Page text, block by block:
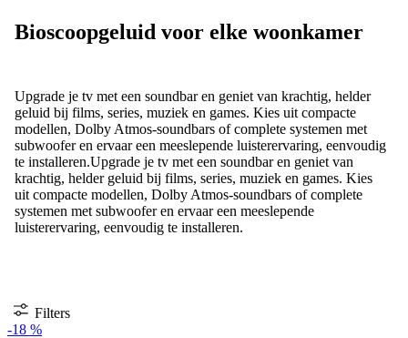
Bioscoopgeluid voor elke woonkamer
Upgrade je tv met een soundbar en geniet van krachtig, helder
geluid bij films, series, muziek en games. Kies uit compacte
modellen, Dolby Atmos-soundbars of complete systemen met
subwoofer en ervaar een meeslepende luisterervaring, eenvoudig
te installeren.Upgrade je tv met een soundbar en geniet van
krachtig, helder geluid bij films, series, muziek en games. Kies
uit compacte modellen, Dolby Atmos-soundbars of complete
systemen met subwoofer en ervaar een meeslepende
luisterervaring, eenvoudig te installeren.
Filters
-18 %